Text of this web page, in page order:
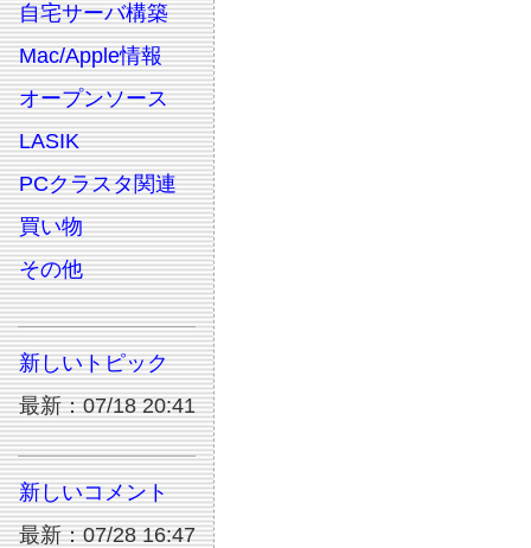
自宅サーバ構築
Mac/Apple情報
オープンソース
LASIK
PCクラスタ関連
買い物
その他
新しいトピック
最新：07/18 20:41
新しいコメント
最新：07/28 16:47